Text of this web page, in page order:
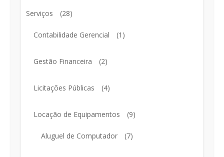
Serviços (28)
Contabilidade Gerencial (1)
Gestão Financeira (2)
Licitações Públicas (4)
Locação de Equipamentos (9)
Aluguel de Computador (7)